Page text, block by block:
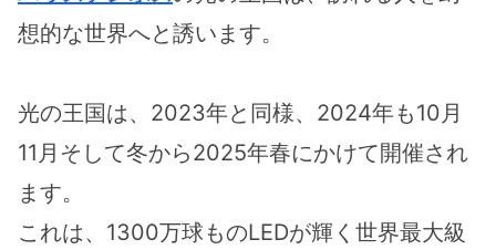
想的な世界へと誘います。
光の王国は、2023年と同様、2024年も10月
11月そして冬から2025年春にかけて開催され
ます。
これは、1300万球ものLEDが輝く世界最大級